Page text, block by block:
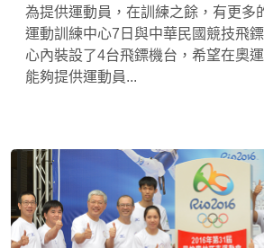
為提供運動員，在訓練之餘，有更多
運動訓練中心7日與中華民國競技飛
心內裝設了4台飛鏢機台，希望在奧
能夠提供運動員...